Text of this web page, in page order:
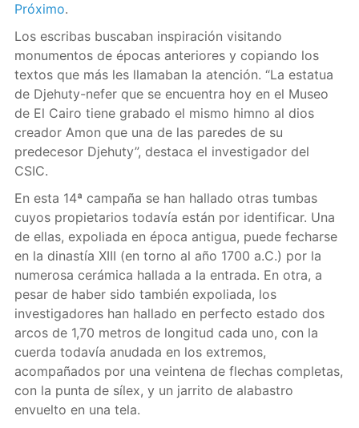
Próximo.
Los escribas buscaban inspiración visitando
monumentos de épocas anteriores y copiando los
textos que más les llamaban la atención. “La estatua
de Djehuty-nefer que se encuentra hoy en el Museo
de El Cairo tiene grabado el mismo himno al dios
creador Amon que una de las paredes de su
predecesor Djehuty”, destaca el investigador del
CSIC.
En esta 14ª campaña se han hallado otras tumbas
cuyos propietarios todavía están por identificar. Una
de ellas, expoliada en época antigua, puede fecharse
en la dinastía XIII (en torno al año 1700 a.C.) por la
numerosa cerámica hallada a la entrada. En otra, a
pesar de haber sido también expoliada, los
investigadores han hallado en perfecto estado dos
arcos de 1,70 metros de longitud cada uno, con la
cuerda todavía anudada en los extremos,
acompañados por una veintena de flechas completas,
con la punta de sílex, y un jarrito de alabastro
envuelto en una tela.